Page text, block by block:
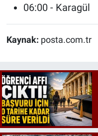
06:00 - Karagül
Kaynak: posta.com.tr